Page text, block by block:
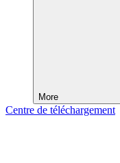
More
Centre de téléchargement